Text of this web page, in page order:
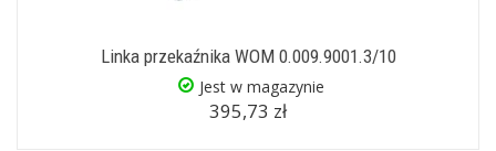
Linka przekaźnika WOM 0.009.9001.3/10
Jest w magazynie
395,73 zł